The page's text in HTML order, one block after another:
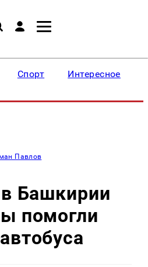
Спорт Интересное
Павлов
Башкирии
помогли